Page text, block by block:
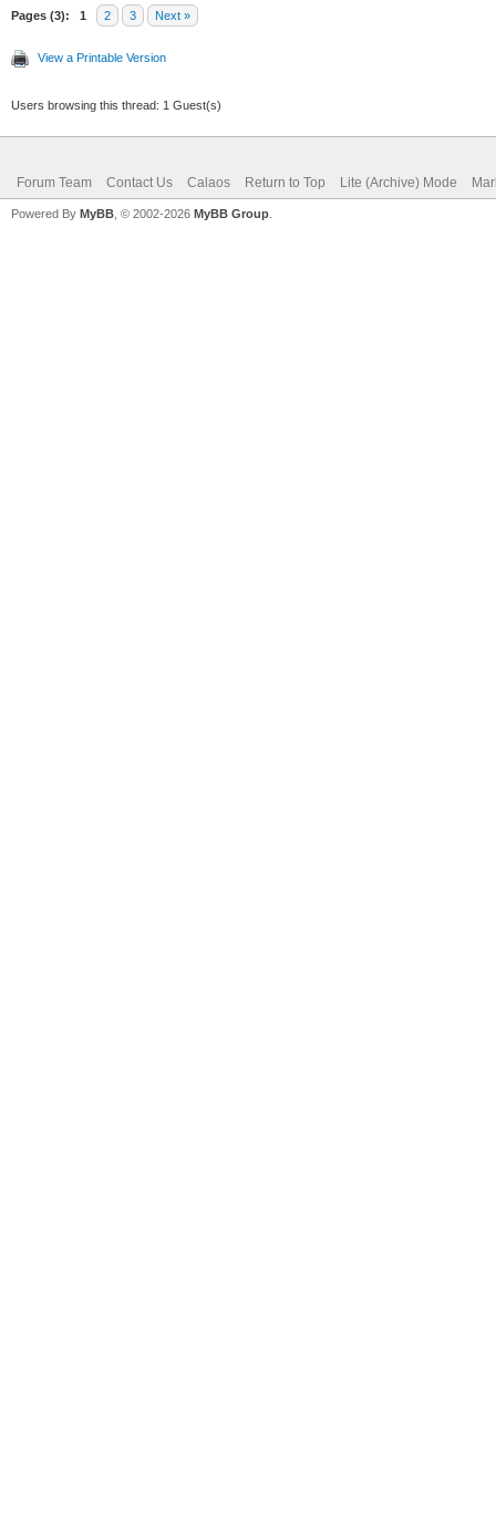
Pages (3): 1 2 3 Next »
View a Printable Version
Users browsing this thread: 1 Guest(s)
Forum Team Contact Us Calaos Return to Top Lite (Archive) Mode
Powered By MyBB , © 2002-2026 MyBB Group